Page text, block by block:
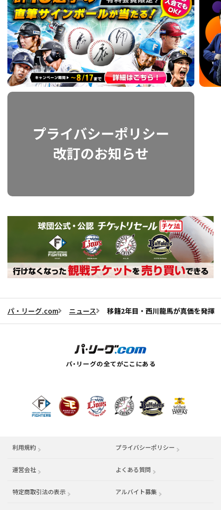
パ・リーグ.com ニュース 移籍2年目・西川龍馬が真価を発揮
利用規約 プライバシーポリシー
運営会社 （別ウィンドウで開く） よくある質問
特定商取引法の表示 アルバイト募集 （別ウィンドウで開く